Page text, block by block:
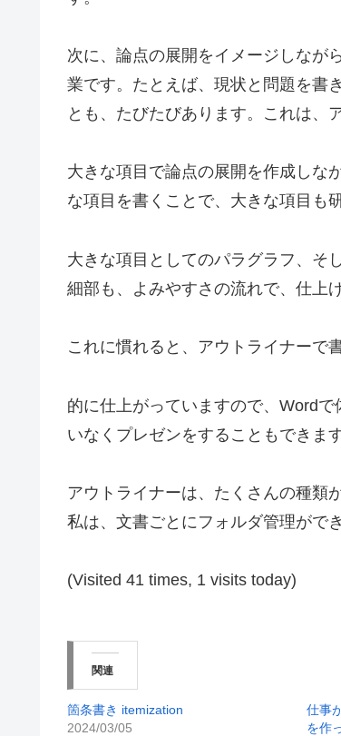
次に、論点の展開をイメージしなが
業です。たとえば、現状と問題を書
とも、たびたびあります。これは、
大きな項目で論点の展開を作成しな
な項目を書くことで、大きな項目も
大きな項目としてのパラグラフ、そ
細部も、よみやすさの流れで、仕上
これに慣れると、アウトライナーで
的に仕上がっていますので、Word
いなくプレゼンをすることもできます
アウトライナーは、たくさんの種類
私は、文書ごとにフォルダ管理がで
(Visited 41 times, 1 visits today)
関連
箇条書き itemization
2024/03/05
仕事
を作